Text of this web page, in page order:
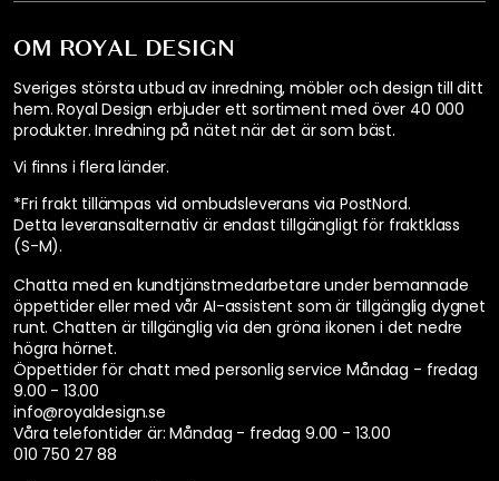
OM ROYAL DESIGN
Sveriges största utbud av inredning, möbler och design till ditt
hem. Royal Design erbjuder ett sortiment med över 40 000
produkter. Inredning på nätet när det är som bäst.
Vi finns i flera länder.
*Fri frakt tillämpas vid ombudsleverans via PostNord.
Detta leveransalternativ är endast tillgängligt för fraktklass
(S-M).
Chatta med en kundtjänstmedarbetare under bemannade
öppettider eller med vår AI-assistent som är tillgänglig dygnet
runt. Chatten är tillgänglig via den gröna ikonen i det nedre
högra hörnet.
Öppettider för chatt med personlig service Måndag - fredag
9.00 - 13.00
info@royaldesign.se
Våra telefontider är: Måndag - fredag 9.00 - 13.00
010 750 27 88